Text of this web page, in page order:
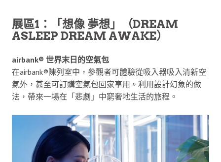
展區1：「想像 夢想」（DREAM
ASLEEP DREAM AWAKE）
airbank® 世界末日的空氣包
在airbank®陳列室中，參觀者可體驗從吸入器吸入清新空
氣外，甚至可訂購空氣包回家享用。利用設計幻象的做
法，帶來一場在「悲劇」中窮奢地生活的旅程。